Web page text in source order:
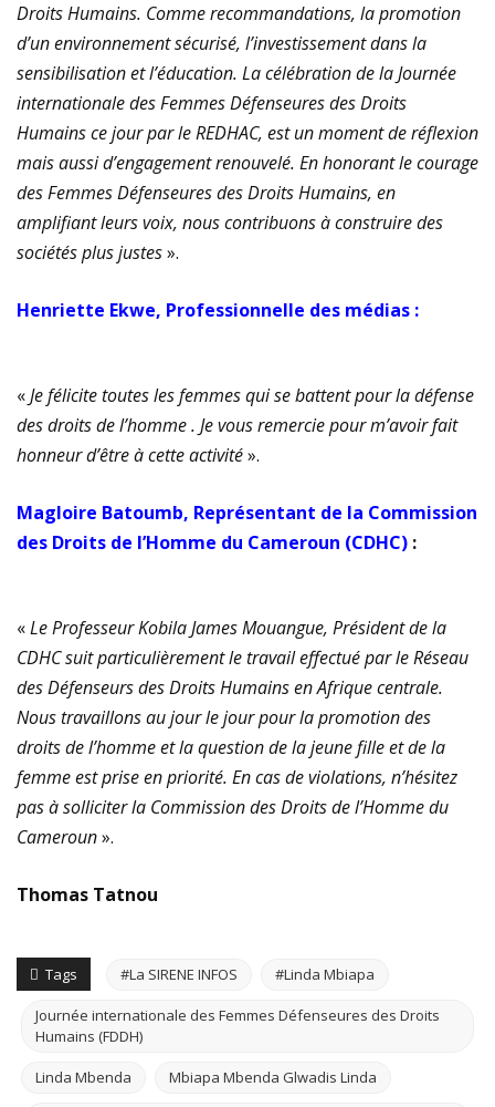
Droits Humains. Comme recommandations, la promotion
d’un environnement sécurisé, l’investissement dans la
sensibilisation et l’éducation. La célébration de la Journée
internationale des Femmes Défenseures des Droits
Humains ce jour par le REDHAC, est un moment de réflexion
mais aussi d’engagement renouvelé. En honorant le courage
des Femmes Défenseures des Droits Humains, en
amplifiant leurs voix, nous contribuons à construire des
sociétés plus justes».
Henriette Ekwe, Professionnelle des médias :
«Je félicite toutes les femmes qui se battent pour la défense
des droits de l’homme . Je vous remercie pour m’avoir fait
honneur d’être à cette activité».
Magloire Batoumb, Représentant de la Commission
des Droits de l’Homme du Cameroun (CDHC) :
«Le Professeur Kobila James Mouangue, Président de la
CDHC suit particulièrement le travail effectué par le Réseau
des Défenseurs des Droits Humains en Afrique centrale.
Nous travaillons au jour le jour pour la promotion des
droits de l’homme et la question de la jeune fille et de la
femme est prise en priorité. En cas de violations, n’hésitez
pas à solliciter la Commission des Droits de l’Homme du
Cameroun».
Thomas Tatnou
Tags #La SIRENE INFOS #Linda Mbiapa
Journée internationale des Femmes Défenseures des Droits
Humains (FDDH)
Linda Mbenda Mbiapa Mbenda Glwadis Linda